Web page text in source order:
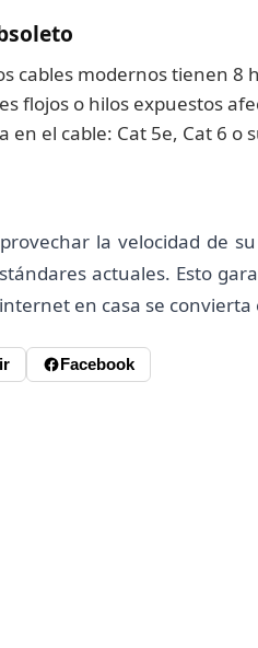
cables modernos tienen 8
flojos o hilos expuestos
en el cable: Cat 5e, Cat 6 o
la velocidad de
actuales. Esto
en casa se
Facebook